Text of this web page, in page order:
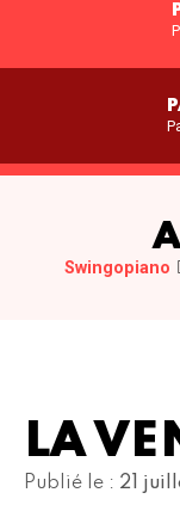
Swingopiano
LA
Publié le : 21